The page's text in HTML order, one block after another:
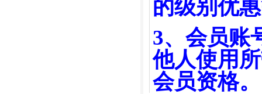
的级别优
3、会员账
他人使用
会员资格。